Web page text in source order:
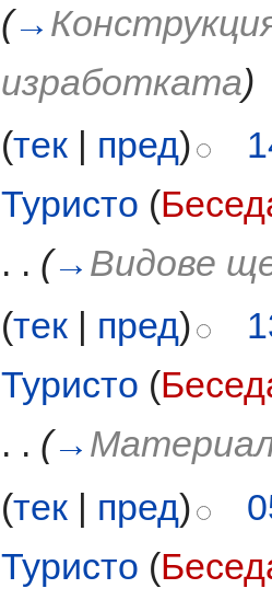
(→
изработката)
(тек | пред)
Туристо (
. . (→ Видове
(тек пред)
Туристо (
. . (→
(тек | пред)
Туристо (